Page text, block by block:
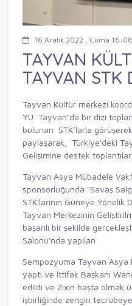
16 Aralık 2022 , Cuma 16:08
TAYVAN
TAYVAN STK
Tayvan Kültür merkezi
YU Tayvan’da bir dizi
bulunan STK’larla
paylaşarak, Türkiye'deki
Gelişimine destek
Tayvan Asya Mübadele
sponsorluğunda "Savaş
STK'larının Güneye
Tayvan Merkezinin
başarılı bir şekilde
Salonu'nda yapılan
Sempozyuma Tayvan Asya
yaptı ve İttifak Başkanı
edildi ve Zixin başta olmak
işbirliğinde zengin